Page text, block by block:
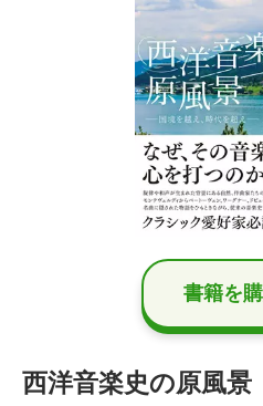
書籍を
西洋音楽史の原風景